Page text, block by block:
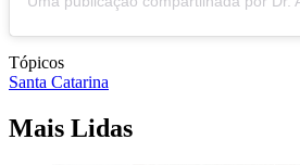
Tópicos
Santa Catarina
Mais Lidas